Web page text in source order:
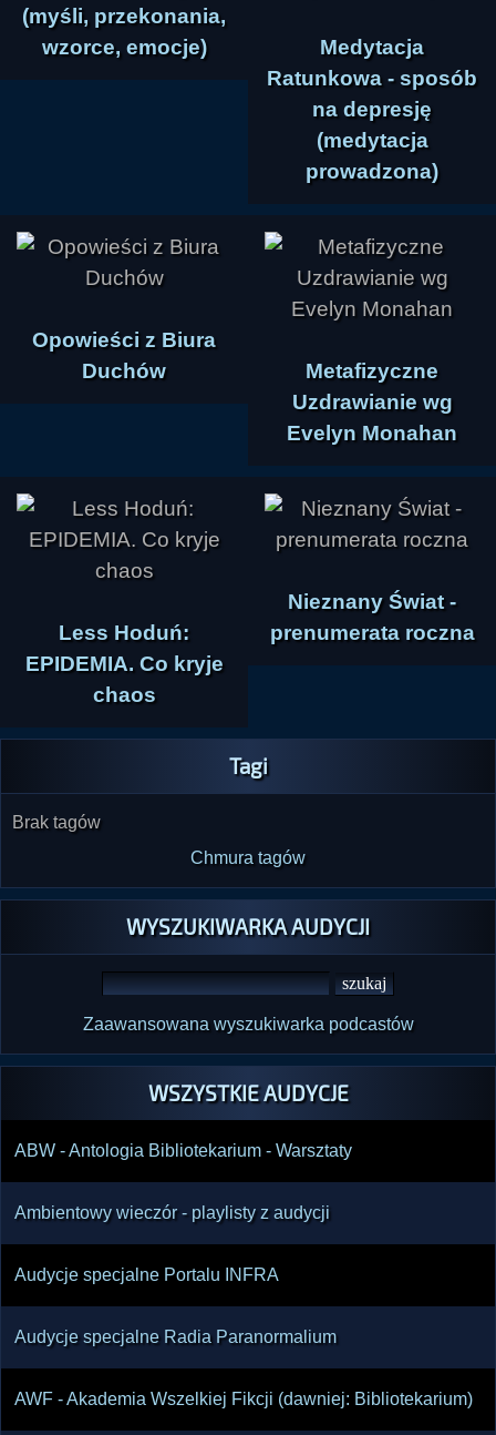
(myśli, przekonania,
wzorce, emocje)
Medytacja
Ratunkowa - sposób
na depresję
(medytacja
prowadzona)
Opowieści z Biura
Duchów
Metafizyczne
Uzdrawianie wg
Evelyn Monahan
Less Hoduń:
EPIDEMIA. Co kryje
chaos
Nieznany Świat -
prenumerata roczna
Tagi
Brak tagów
Chmura tagów
WYSZUKIWARKA AUDYCJI
Zaawansowana wyszukiwarka podcastów
WSZYSTKIE AUDYCJE
ABW - Antologia Bibliotekarium - Warsztaty
Ambientowy wieczór - playlisty z audycji
Audycje specjalne Portalu INFRA
Audycje specjalne Radia Paranormalium
AWF - Akademia Wszelkiej Fikcji (dawniej: Bibliotekarium)